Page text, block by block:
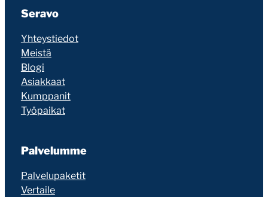
Seravo
Yhteystiedot
Meistä
Blogi
Asiakkaat
Kumppanit
Työpaikat
Palvelumme
Palvelupaketit
Vertaile